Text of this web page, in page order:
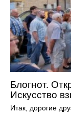
Блогнот.
Искусство
Итак, дорогие